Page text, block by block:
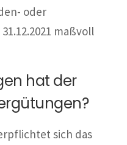
oder
maßvoll
hat der
sich das